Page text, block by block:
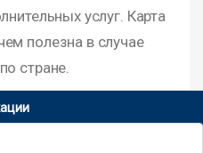
услуг. Карта
полезна в случае
стране.